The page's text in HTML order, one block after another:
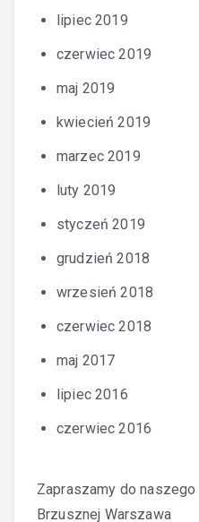
lipiec 2019
czerwiec 2019
maj 2019
kwiecień 2019
marzec 2019
luty 2019
styczeń 2019
grudzień 2018
wrzesień 2018
czerwiec 2018
maj 2017
lipiec 2016
czerwiec 2016
Zapraszamy do
Brzusznej Warszawa